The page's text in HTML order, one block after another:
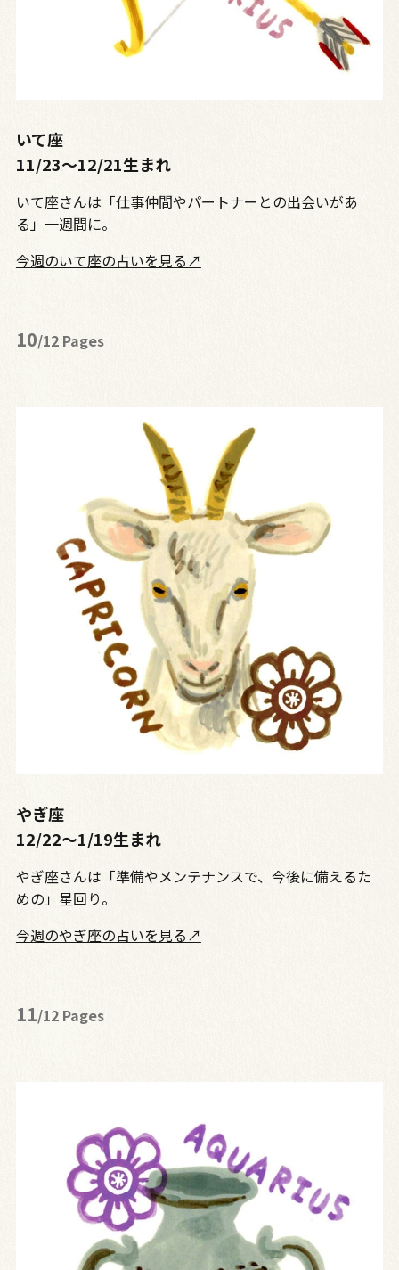
いて座
11/23〜12/21生まれ
いて座さんは「仕事仲間やパートナーとの出会いがあ
る」一週間に。
今週のいて座の占いを見る↗
10/12 Pages
やぎ座
12/22〜1/19生まれ
やぎ座さんは「準備やメンテナンスで、今後に備えるた
めの」星回り。
今週のやぎ座の占いを見る↗
11/12 Pages